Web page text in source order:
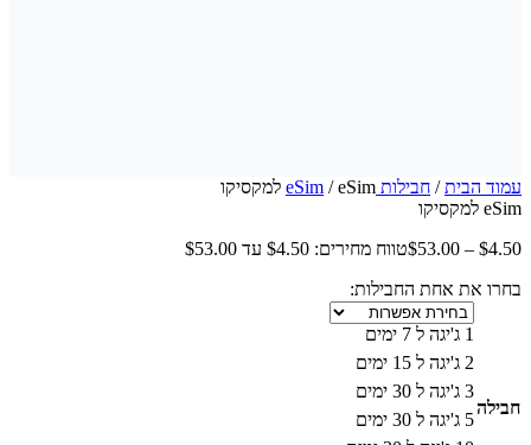
עמוד הבית/ חבילות eSim / eSim למקסיקו
eSim למקסיקו
$4.50
–
$53.00 טווח מחירים: ⁦$4.50⁩ עד ⁦$53.00⁩
בחרו את אחת החבילות:
חבילה
1 ג'יגה ל 7 ימים
2 ג'יגה ל 15 ימים
3 ג'יגה ל 30 ימים
5 ג'יגה ל 30 ימים